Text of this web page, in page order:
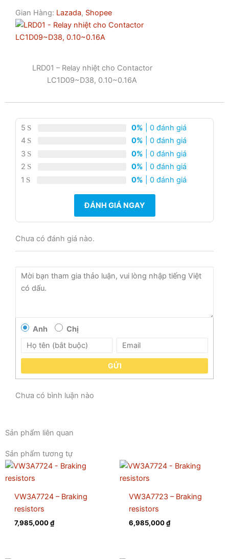
Gian Hàng: Lazada, Shopee
LRD01 – Relay nhiệt cho Contactor
LC1D09~D38, 0.10~0.16A
5 0% | 0 đánh giá
4
0% | 0 đánh giá
3
0% | 0 đánh giá
2
0% | 0 đánh giá
1
0% | 0 đánh giá
ĐÁNH GIÁ NGAY
Chưa có đánh giá nào.
Anh Chị
GỬI
Chưa có bình luận nào
Sản phẩm liên quan
Sản phẩm tương tự
VW3A7724 – Braking
resistors
7,985,000₫
VW3A7723 – Braking
resistors
6,985,000₫